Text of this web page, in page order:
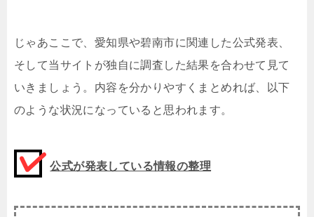
じゃあここで、愛知県や碧南市に関連した公式発表、
そして当サイトが独自に調査した結果を合わせて見て
いきましょう。内容を分かりやすくまとめれば、以下
のような状況になっていると思われます。
公式が発表している情報の整理